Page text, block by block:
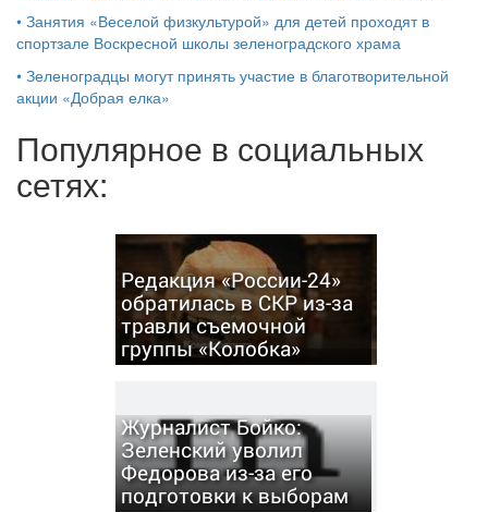
• Занятия «Веселой физкультурой» для детей проходят в
спортзале Воскресной школы зеленоградского храма
• Зеленоградцы могут принять участие в благотворительной
акции «Добрая елка»
Популярное в социальных
сетях:
Редакция «России-24»
обратилась в СКР из-за
травли съемочной
группы «Колобка»
Журналист Бойко:
Зеленский уволил
Федорова из-за его
подготовки к выборам